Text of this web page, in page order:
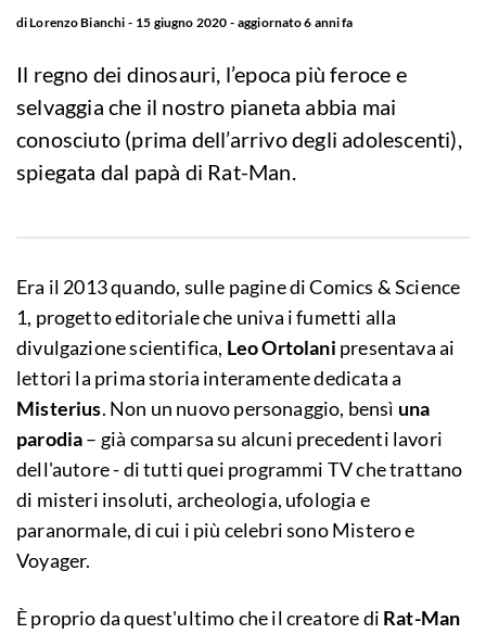
diLorenzo Bianchi 15 giugno 2020 aggiornato6 anni fa
Il regno dei dinosauri, l’epoca più feroce e
selvaggia che il nostro pianeta abbia mai
conosciuto (prima dell’arrivo degli adolescenti),
spiegata dal papà di Rat-Man.
Era il 2013 quando, sulle pagine di Comics & Science
1, progetto editoriale che univa i fumetti alla
divulgazione scientifica, Leo Ortolani presentava ai
lettori la prima storia interamente dedicata a
Misterius. Non un nuovo personaggio, bensì una
parodia– già comparsa su alcuni precedenti lavori
dell'autore - di tutti quei programmi TV che trattano
di misteri insoluti, archeologia, ufologia e
paranormale, di cui i più celebri sono Mistero e
Voyager.
È proprio da quest'ultimo che il creatore di Rat-Man